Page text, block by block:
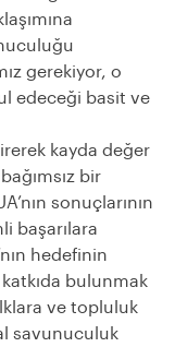
gerekiyor, o
edeceği basit ve
kayda değer
bir
sonuçlarının
başarılara
hedefinin
bulunmak
ve topluluk
savunuculuk